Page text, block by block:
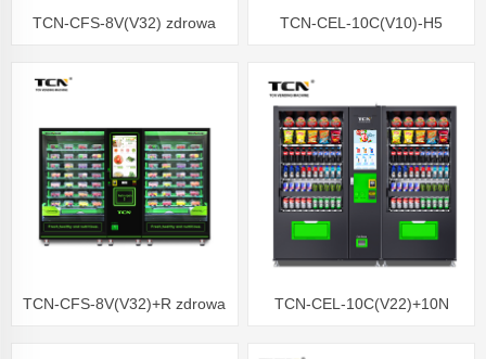
TCN-CFS-8V(V32) zdrowa
owoce sałatki automat
TCN-CEL-10C(V10)-H5
sprzedający napoje i przekąski
TCN-CFS-8V(V32)+R zdrowa
TCN-CEL-10C(V22)+10N